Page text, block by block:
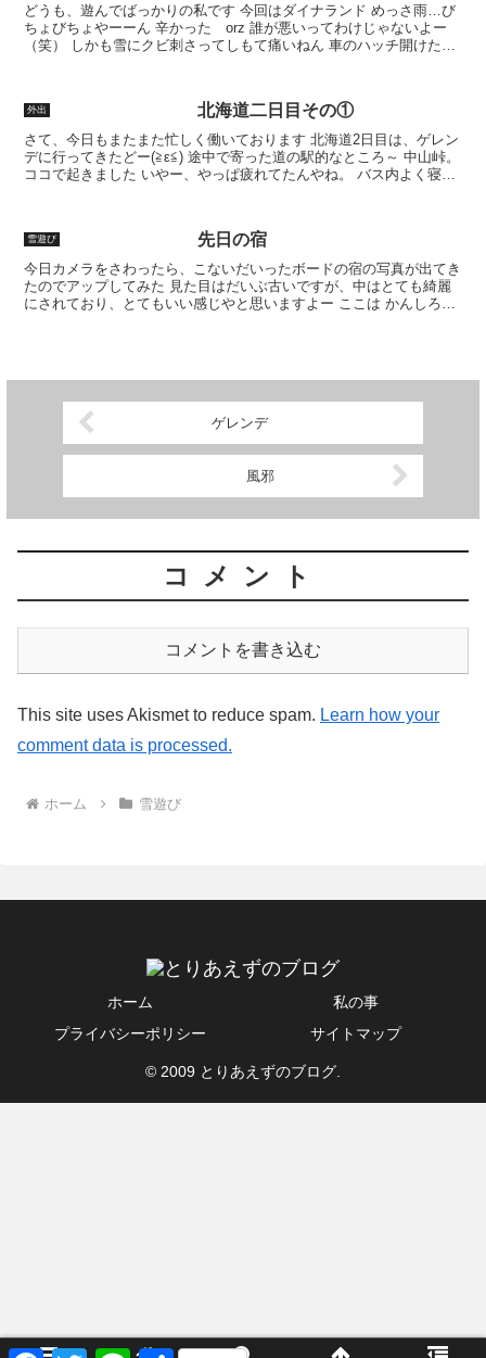
どうも、遊んでばっかりの私です 今回はダイナランド めっさ雨…び
ちょびちょやーーん 辛かった orz 誰が悪いってわけじゃないよー
（笑） しかも雪にクビ刺さってしもて痛いねん 車のハッチ開けたと
外出 北海道二日目その①
さて、今日もまたまた忙しく働いております 北海道2日目は、ゲレン
デに行ってきたどー(≧ε≦) 途中で寄った道の駅的なところ～ 中山峠。
ココで起きました いやー、やっぱ疲れてたんやね。 バス内よく寝ま
雪遊び 先日の宿
今日カメラをさわったら、こないだいったボードの宿の写真が出てき
たのでアップしてみた 見た目はだいぶ古いですが、中はとても綺麗
にされており、とてもいい感じやと思いますよー ここは かんしろう
ゲレンデ
風邪
コメント
コメントを書き込む
This site uses Akismet to reduce spam. Learn how your
comment data is processed.
ホーム 雪遊び
ホーム
私の事
プライバシーポリシー
サイトマップ
© 2009 とりあえずのブログ.